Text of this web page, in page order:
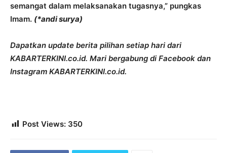
semangat dalam melaksanakan tugasnya,” pungkas
Imam. (*andi surya)
Dapatkan update berita pilihan setiap hari dari
KABARTERKINI.co.id. Mari bergabung di Facebook dan
Instagram KABARTERKINI.co.id.
Post Views: 350